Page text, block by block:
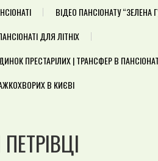
ВІДЕО ПАНСІОНАТУ “ЗЕЛЕНА
ДЛЯ ЛІТНІХ
ПРЕСТАРІЛИХ | ТРАНСФЕР В ПАНСІОНАТ
В КИЄВІ